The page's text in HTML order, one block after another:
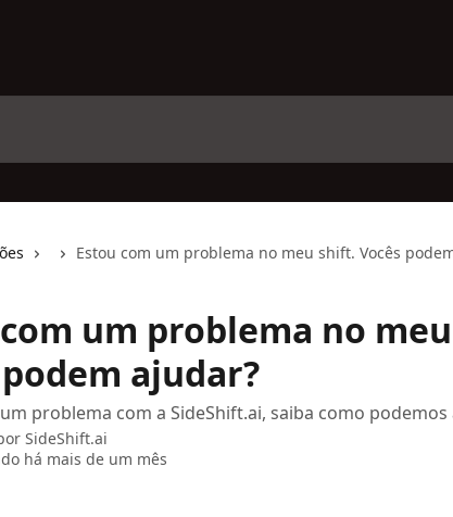
Estou com um problema no meu shift. Vocês
um problema no
ajudar?
problema com a SideShift.ai, saiba como podemos
SideShift.ai
há mais de um mês